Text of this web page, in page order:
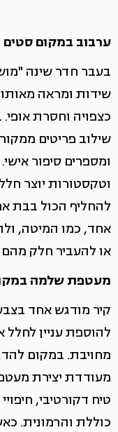
ערבוב במקום סטים
בעבר חדר שינה
שידות ומראה מאותו
כצפויה וחסרת
שילוב פריטים
ומספרים סיפור
וטקסטורות יוצר חלל
להחליף הכול בבת
אחד, כמו המיטה,
או להעביר חלק
מעטפת שלמה
קיר מודגש אחד
להוספת עניין
מחויבת. במקום
מעודדת יצירת
טיח דקורטיבי,
כוללת והרמונית.